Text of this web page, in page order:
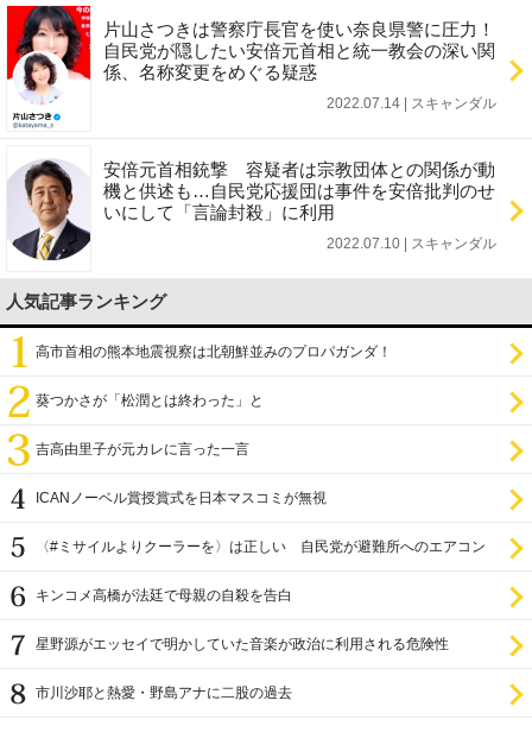
片山さつきは警察庁長官を使い奈良県警に圧力！
自民党が隠したい安倍元首相と統一教会の深い関
係、名称変更をめぐる疑惑
2022.07.14 | スキャンダル
安倍元首相銃撃 容疑者は宗教団体との関係が動
機と供述も…自民党応援団は事件を安倍批判のせ
いにして「言論封殺」に利用
2022.07.10 | スキャンダル
人気記事ランキング
高市首相の熊本地震視察は北朝鮮並みのプロパガンダ！
葵つかさが「松潤とは終わった」と
吉高由里子が元カレに言った一言
ICANノーベル賞授賞式を日本マスコミが無視
〈#ミサイルよりクーラーを〉は正しい 自民党が避難所へのエアコン
キンコメ高橋が法廷で母親の自殺を告白
星野源がエッセイで明かしていた音楽が政治に利用される危険性
市川沙耶と熱愛・野島アナに二股の過去